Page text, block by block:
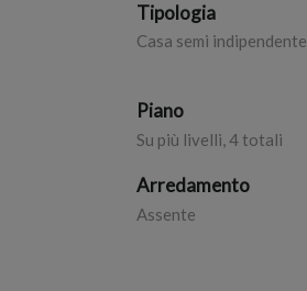
Tipologia
Casa semi indipendente
Piano
Su più livelli, 4 totali
Arredamento
Assente